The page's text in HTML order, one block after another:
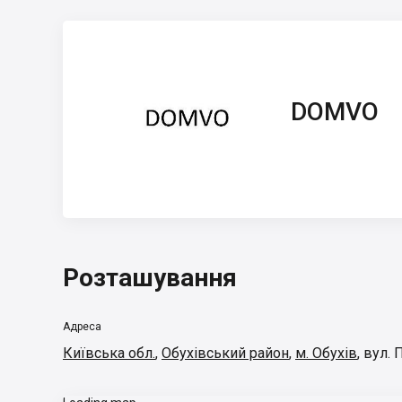
DOMVO
Розташування
Адреса
Київська обл., Обухівський район, м. Обухів, вул.